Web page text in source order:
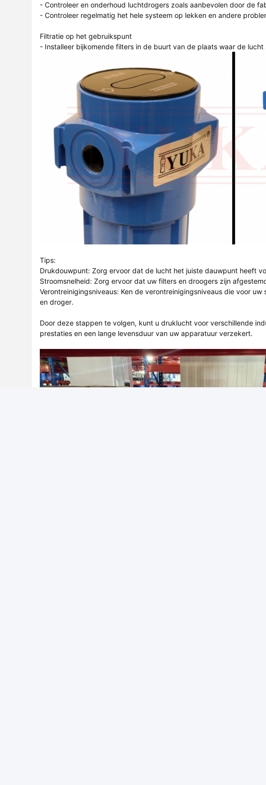
- Controleer en onderhoud luchtdrogers zoals aanbevolen door de
- Controleer regelmatig het hele systeem op lekken en andere
Filtratie op het gebruikspunt
- Installeer bijkomende filters in de buurt van de plaats waar de
Tips:
Drukdouwpunt: Zorg ervoor dat de lucht het juiste dauwpunt heeft
Stroomsnelheid: Zorg ervoor dat uw filters en droogers zijn
Verontreinigingsniveaus: Ken de verontreinigingsniveaus die voor
en droger.
Door deze stappen te volgen, kunt u druklucht voor verschillende
prestaties en een lange levensduur van uw apparatuur verzekert.